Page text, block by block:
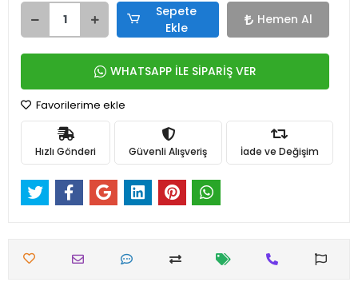
Sepete
Ekle
Hemen Al
WHATSAPP İLE SİPARİŞ VER
Favorilerime ekle
Hızlı Gönderi Güvenli Alışveriş İade ve Değişim